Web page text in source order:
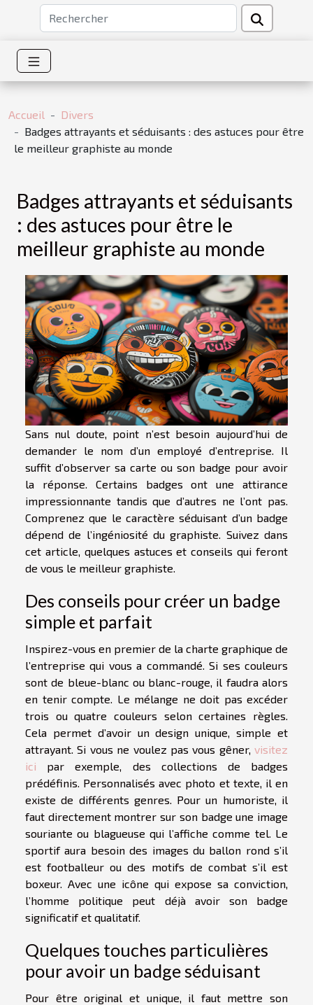
Accueil
Divers
Badges attrayants et séduisants : des astuces pour être
le meilleur graphiste au monde
Badges attrayants et séduisants
: des astuces pour être le
meilleur graphiste au monde
Sans nul doute, point n’est besoin aujourd’hui de
demander le nom d’un employé d’entreprise. Il
suffit d’observer sa carte ou son badge pour avoir
la réponse. Certains badges ont une attirance
impressionnante tandis que d’autres ne l’ont pas.
Comprenez que le caractère séduisant d’un badge
dépend de l’ingéniosité du graphiste. Suivez dans
cet article, quelques astuces et conseils qui feront
de vous le meilleur graphiste.
Des conseils pour créer un badge
simple et parfait
Inspirez-vous en premier de la charte graphique de
l’entreprise qui vous a commandé. Si ses couleurs
sont de bleue-blanc ou blanc-rouge, il faudra alors
en tenir compte. Le mélange ne doit pas excéder
trois ou quatre couleurs selon certaines règles.
Cela permet d’avoir un design unique, simple et
attrayant. Si vous ne voulez pas vous gêner, visitez
ici par exemple, des collections de badges
prédéfinis. Personnalisés avec photo et texte, il en
existe de différents genres. Pour un humoriste, il
faut directement montrer sur son badge une image
souriante ou blagueuse qui l’affiche comme tel. Le
sportif aura besoin des images du ballon rond s’il
est footballeur ou des motifs de combat s’il est
boxeur. Avec une icône qui expose sa conviction,
l’homme politique peut déjà avoir son badge
significatif et qualitatif.
Quelques touches particulières
pour avoir un badge séduisant
Pour être original et unique, il faut mettre son